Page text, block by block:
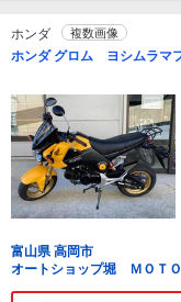
ホンダ 複数画像
ホンダ グロム ヨシムラマ
富山県 高岡市
オートショップ堀 ＭＯＴ